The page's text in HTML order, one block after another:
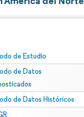
de Estudio
de Datos
de Datos Históricos